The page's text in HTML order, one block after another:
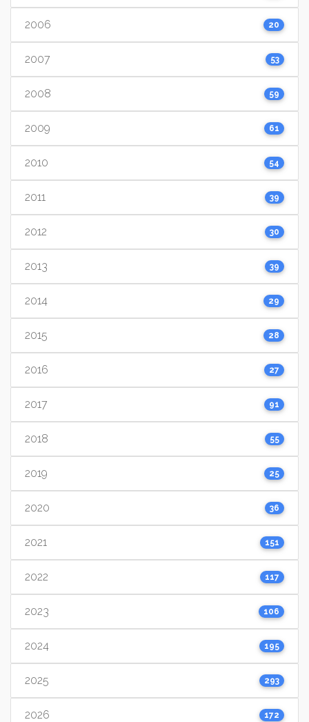
2006 20
2007 53
2008 59
2009 61
2010 54
2011 39
2012 30
2013 39
2014 29
2015 28
2016 27
2017 91
2018 55
2019 25
2020 36
2021 151
2022 117
2023 106
2024 195
2025 293
2026 172